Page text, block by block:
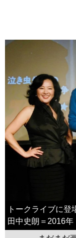
トークライブに登
田中史朗＝2016年